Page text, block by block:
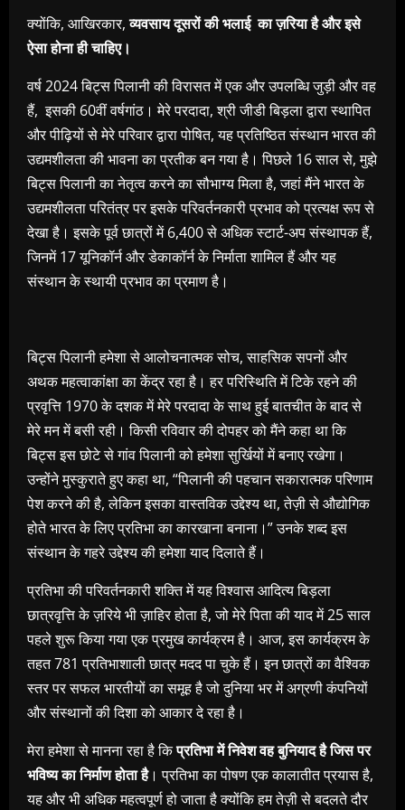
क्योंकि, आखिरकार,व्यवसाय दूसरों की भलाई का ज़रिया है और इसे
ऐसा होना ही चाहिए।
वर्ष 2024 बिट्स पिलानी की विरासत में एक और उपलब्धि जुड़ी और वह
हैं, इसकी 60वीं वर्षगांठ। मेरे परदादा, श्री जीडी बिड़ला द्वारा स्थापित
और पीढ़ियों से मेरे परिवार द्वारा पोषित, यह प्रतिष्ठित संस्थान भारत की
उद्यमशीलता की भावना का प्रतीक बन गया है। पिछले 16 साल से, मुझे
बिट्स पिलानी का नेतृत्व करने का सौभाग्य मिला है, जहां मैंने भारत के
उद्यमशीलता परितंत्र पर इसके परिवर्तनकारी प्रभाव को प्रत्यक्ष रूप से
देखा है। इसके पूर्व छात्रों में 6,400 से अधिक स्टार्ट-अप संस्थापक हैं,
जिनमें 17 यूनिकॉर्न और डेकाकॉर्न के निर्माता शामिल हैं और यह
संस्थान के स्थायी प्रभाव का प्रमाण है।
बिट्स पिलानी हमेशा से आलोचनात्मक सोच, साहसिक सपनों और
अथक महत्वाकांक्षा का केंद्र रहा है। हर परिस्थिति में टिके रहने की
प्रवृत्ति 1970 के दशक में मेरे परदादा के साथ हुई बातचीत के बाद से
मेरे मन में बसी रही। किसी रविवार की दोपहर को मैंने कहा था कि
बिट्स इस छोटे से गांव पिलानी को हमेशा सुर्खियों में बनाए रखेगा।
उन्होंने मुस्कुराते हुए कहा था, “पिलानी की पहचान सकारात्मक परिणाम
पेश करने की है, लेकिन इसका वास्तविक उद्देश्य था, तेज़ी से औद्योगिक
होते भारत के लिए प्रतिभा का कारखाना बनाना।” उनके शब्द इस
संस्थान के गहरे उद्देश्य की हमेशा याद दिलाते हैं।
प्रतिभा की परिवर्तनकारी शक्ति में यह विश्वास आदित्य बिड़ला
छात्रवृत्ति के ज़रिये भी ज़ाहिर होता है, जो मेरे पिता की याद में 25 साल
पहले शुरू किया गया एक प्रमुख कार्यक्रम है। आज, इस कार्यक्रम के
तहत 781 प्रतिभाशाली छात्र मदद पा चुके हैं। इन छात्रों का वैश्विक
स्तर पर सफल भारतीयों का समूह है जो दुनिया भर में अग्रणी कंपनियों
और संस्थानों की दिशा को आकार दे रहा है।
मेरा हमेशा से मानना ​​रहा है किप्रतिभा में निवेश वह बुनियाद है जिस पर
भविष्य का निर्माण होता है। प्रतिभा का पोषण एक कालातीत प्रयास है,
यह और भी अधिक महत्वपूर्ण हो जाता है क्योंकि हम तेज़ी से बदलते दौर